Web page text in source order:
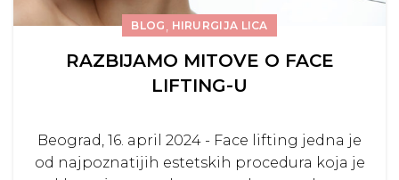
BLOG HIRURGIJA LICA
RAZBIJAMO MITOVE O FACE
LIFTING-U
Beograd, 16. april 2024 - Face lifting jedna je
od najpoznatijih estetskih procedura koja je